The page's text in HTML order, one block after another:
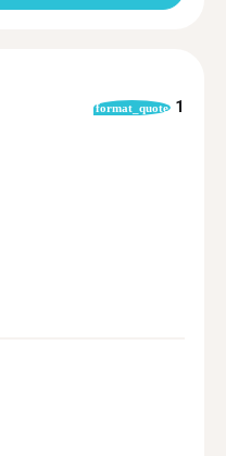
format_quote 1